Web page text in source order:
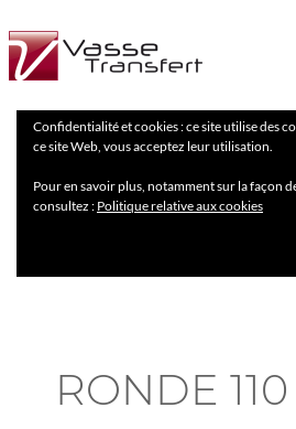
Confidentialité et cookies : ce site utilise des
ce site Web, vous acceptez leur utilisation.
Pour en savoir plus, notamment sur la façon
consultez : Politique relative aux cookies
RONDE